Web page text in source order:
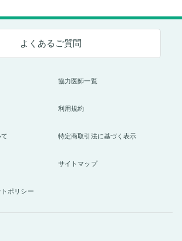
よくあるご質問
協力医師一覧
利用規約
特定商取引法に基づく表示
サイトマップ
ポリシー